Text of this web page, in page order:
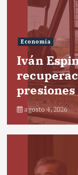
Economía
Iván
agosto 4, 2026